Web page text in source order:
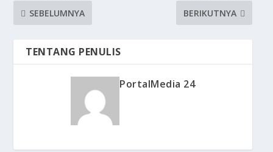
SEBELUMNYA
BERIKUTNYA
TENTANG PENULIS
PortalMedia 24